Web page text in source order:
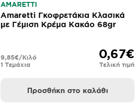
AMARETTI
Amaretti Γκοφρετάκια Κλασικά
με Γέμιση Κρέμα Κακάο 68gr
0,67€
Τελική τιμή
1 Τεμάχια
9,85€/Κιλό
Προσθήκη στο καλάθι